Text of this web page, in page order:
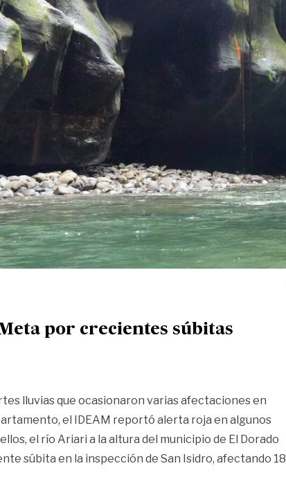
por crecientes súbitas
lluvias que ocasionaron varias afectaciones en
el IDEAM reportó alerta roja en algunos
el río Ariari a la altura del municipio de El Dorado
súbita en la inspección de San Isidro, afectando 18